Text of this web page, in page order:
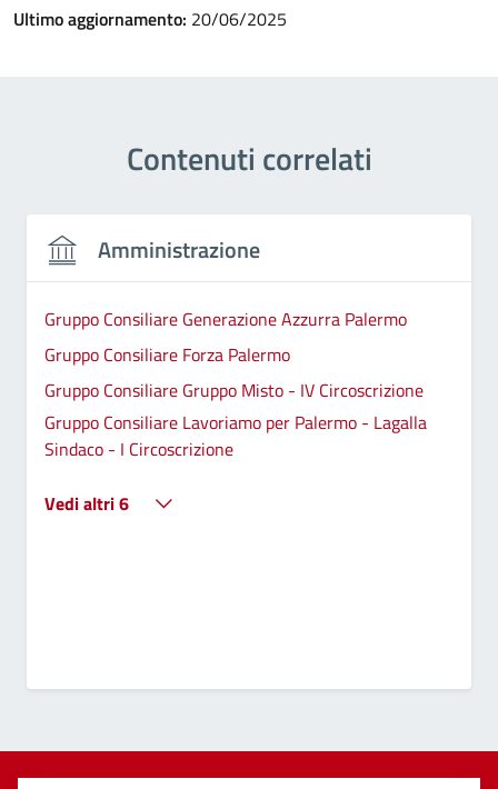
Ultimo aggiornamento: 20/06/2025
Contenuti correlati
Amministrazione
Gruppo Consiliare Generazione Azzurra Palermo
Gruppo Consiliare Forza Palermo
Gruppo Consiliare Gruppo Misto - IV Circoscrizione
Gruppo Consiliare Lavoriamo per Palermo - Lagalla
Sindaco - I Circoscrizione
Vedi altri 6